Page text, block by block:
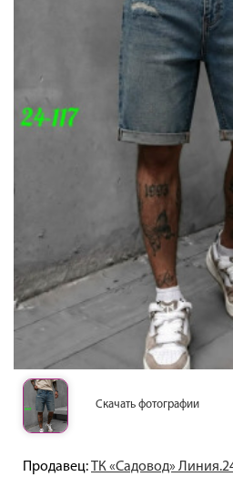
Скачать фотографии
Продавец:ТК «Садовод»